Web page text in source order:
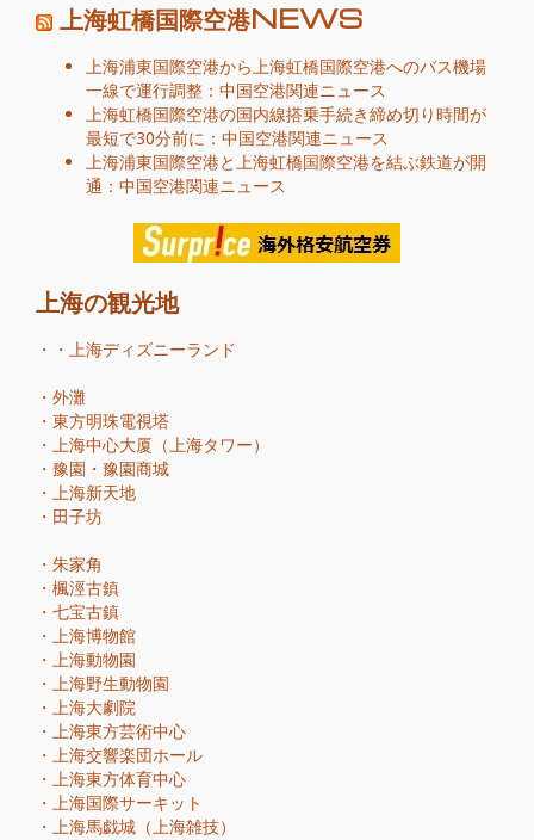
上海虹橋国際空港NEWS
上海浦東国際空港から上海虹橋国際空港へのバス機場
一線で運行調整：中国空港関連ニュース
上海虹橋国際空港の国内線搭乗手続き締め切り時間が
最短で30分前に：中国空港関連ニュース
上海浦東国際空港と上海虹橋国際空港を結ぶ鉄道が開
通：中国空港関連ニュース
上海の観光地
・・ 上海ディズニーランド
・ 外灘
・ 東方明珠電視塔
・ 上海中心大厦（上海タワー）
・ 豫園・豫園商城
・ 上海新天地
・ 田子坊
・ 朱家角
・ 楓涇古鎮
・ 七宝古鎮
・ 上海博物館
・ 上海動物園
・ 上海野生動物園
・ 上海大劇院
・ 上海東方芸術中心
・ 上海交響楽団ホール
・ 上海東方体育中心
・ 上海国際サーキット
・ 上海馬戯城（上海雑技）